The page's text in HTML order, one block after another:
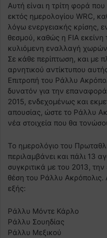
Αυτή είναι η τρίτη φορά
εκτός ημερολογίου WRC,
λόγω ενεργειακής κρίσης,
θεσμού, καθώς η FIA εκείνη
κυλιόμενη εναλλαγή
Σε κάθε περίπτωση, και με
αρνητικού αντίκτυπου
Επιτροπή του Ράλλυ
δυνατόν για την
2015, ενδεχομένως και
απουσίας, ώστε το Ράλλυ
νέα στοιχεία που θα
Το ημερολόγιο του
περιλαμβάνει και πάλι 13
συγκριτικά με του 2013,
θέση του Ράλλυ Ακρόπολις.
εξής:
Ράλλυ Μόντε Κάρλο
Ράλλυ Σουηδίας
Ράλλυ Μεξικού